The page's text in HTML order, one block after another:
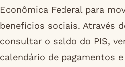
Econômica Federal para
benefícios sociais. Através
consultar o saldo do PIS,
calendário de pagamentos